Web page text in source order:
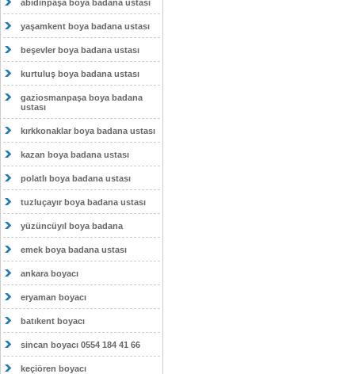
abidinpaşa boya badana ustası
yaşamkent boya badana ustası
beşevler boya badana ustası
kurtuluş boya badana ustası
gaziosmanpaşa boya badana
ustası
kırkkonaklar boya badana ustası
kazan boya badana ustası
polatlı boya badana ustası
tuzluçayır boya badana ustası
yüzüncüyıl boya badana
emek boya badana ustası
ankara boyacı
eryaman boyacı
batıkent boyacı
sincan boyacı 0554 184 41 66
keçiören boyacı